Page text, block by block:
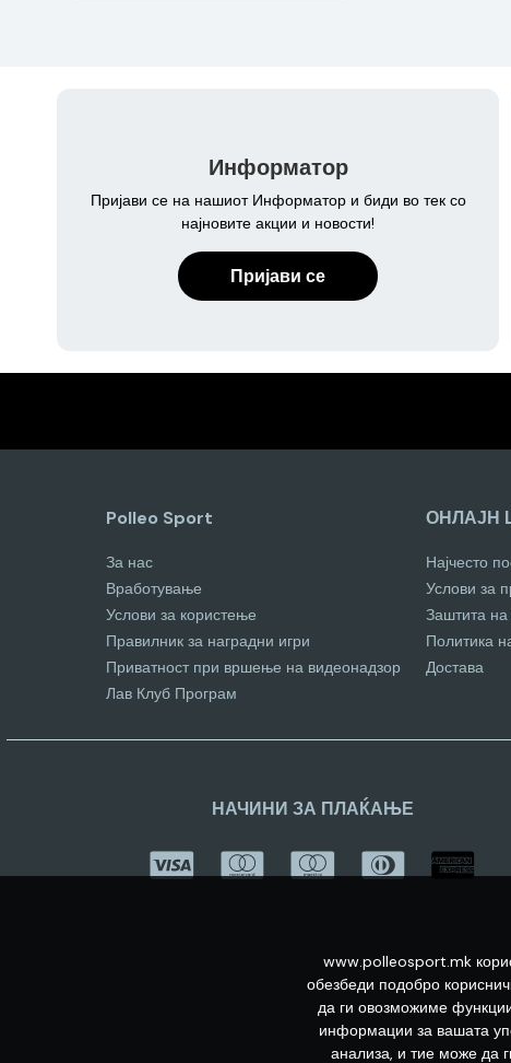
Информатор
Пријави се на нашиот Информатор и биди во тек со
најновите акции и новости!
Пријави се
Polleo Sport
За нас
Вработување
Услови за користење
Правилник за наградни игри
Приватност при вршење на видеонадзор
Лав Клуб Програм
ОНЛАЈН
Најчесто
Услови за
Заштита на
Политика
Достава
НАЧИНИ ЗА ПЛАЌАЊЕ
www.polleosport.mk
обезбеди подобро
да ги овозможиме
информации за вашата
анализа, и тие може да